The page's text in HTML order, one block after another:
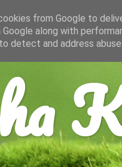
from Google to
Google along with
detect and address abuse.